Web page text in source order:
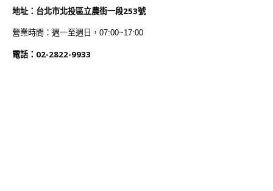
地址：台北市北投區立農街一段253號
營業時間：週一至週日，07:00~17:00
電話：02-2822-9933